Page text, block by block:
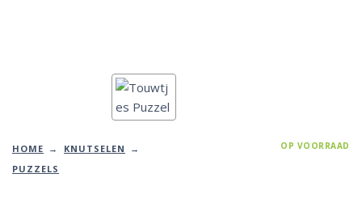
HOME
KNUTSELEN
PUZZELS
OP VOORRAAD